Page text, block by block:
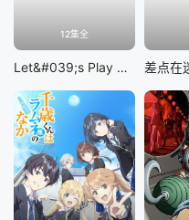
12集全
Let&#039;s Play 充满挑战的人生